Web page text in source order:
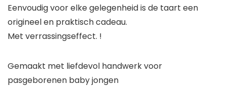
Eenvoudig voor elke gelegenheid is de taart een
origineel en praktisch cadeau.
Met verrassingseffect. !
Gemaakt met liefdevol handwerk voor
pasgeborenen baby jongen